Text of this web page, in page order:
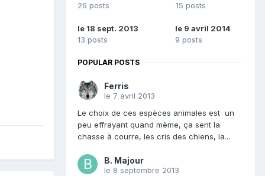
26 posts
15 posts
le 18 sept. 2013
13 posts
le 9 avril 2014
9 posts
POPULAR POSTS
Ferris
le 7 avril 2013
Le choix de ces espèces animales est un
peu effrayant quand mème, ça sent la
chasse à courre, les cris des chiens, la...
B. Majour
le 8 septembre 2013